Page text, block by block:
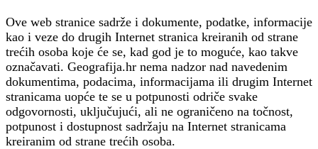
Ove web stranice sadrže i dokumente, podatke, informacije
kao i veze do drugih Internet stranica kreiranih od strane
trećih osoba koje će se, kad god je to moguće, kao takve
označavati. Geografija.hr nema nadzor nad navedenim
dokumentima, podacima, informacijama ili drugim Internet
stranicama uopće te se u potpunosti odriče svake
odgovornosti, uključujući, ali ne ograničeno na točnost,
potpunost i dostupnost sadržaju na Internet stranicama
kreiranim od strane trećih osoba.